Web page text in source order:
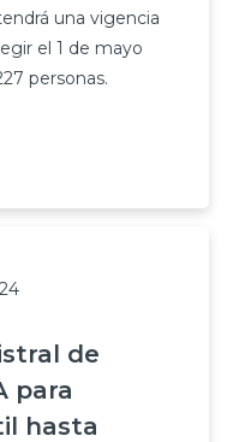
una vigencia
el 1 de mayo
personas.
de
para
hasta